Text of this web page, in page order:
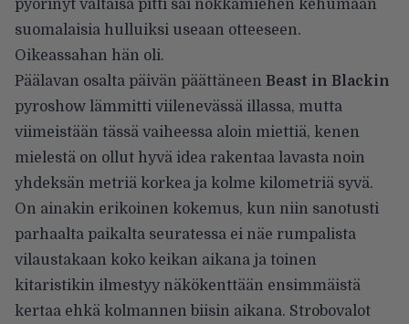
pyörinyt valtaisa pitti sai nokkamiehen kehumaan
suomalaisia hulluiksi useaan otteeseen.
Oikeassahan hän oli.
Päälavan osalta päivän päättäneen Beast in Blackin
pyroshow lämmitti viilenevässä illassa, mutta
viimeistään tässä vaiheessa aloin miettiä, kenen
mielestä on ollut hyvä idea rakentaa lavasta noin
yhdeksän metriä korkea ja kolme kilometriä syvä.
On ainakin erikoinen kokemus, kun niin sanotusti
parhaalta paikalta seuratessa ei näe rumpalista
vilaustakaan koko keikan aikana ja toinen
kitaristikin ilmestyy näkökenttään ensimmäistä
kertaa ehkä kolmannen biisin aikana. Strobovalot